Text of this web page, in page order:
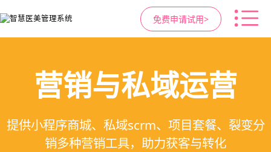
免费申请试用>
医疗资源调度管理
支持电子病历、医生排班、手术室管理、智能预
约分配，科学安排医疗资源
高净值客户价值挖掘
支持客户分级管理、消费轨迹追踪、个性化方案
定制、实现客户长期价值挖掘
营销与私域运营
提供小程序商城、私域scrm、项目套餐、裂变分
销多种营销工具，助力获客与转化
智慧医美管理系统
一站式解决医美机构预约、咨询、手术安排、会
员管理、财务核算全流程管理